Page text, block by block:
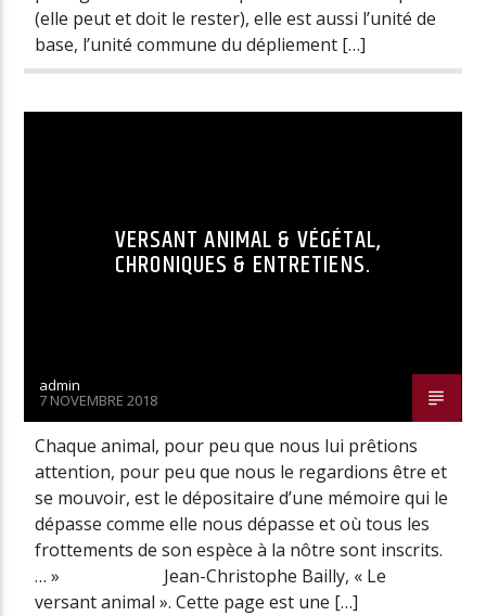
(elle peut et doit le rester), elle est aussi l’unité de
base, l’unité commune du dépliement […]
VERSANT ANIMAL & VÉGÉTAL,
CHRONIQUES & ENTRETIENS.
admin
7 NOVEMBRE 2018
Chaque animal, pour peu que nous lui prêtions
attention, pour peu que nous le regardions être et
se mouvoir, est le dépositaire d’une mémoire qui le
dépasse comme elle nous dépasse et où tous les
frottements de son espèce à la nôtre sont inscrits.
… » Jean-Christophe Bailly, « Le
versant animal ». Cette page est une […]